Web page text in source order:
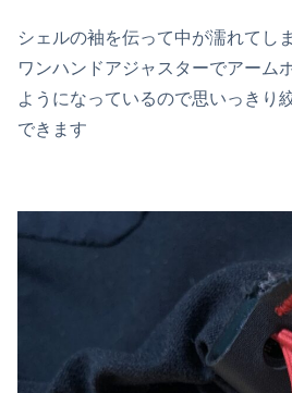
シェルの袖を伝って中が濡れてし
ワンハンドアジャスターでアーム
ようになっているので思いっきり
できます